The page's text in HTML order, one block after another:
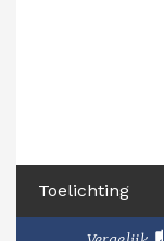
Toelichting